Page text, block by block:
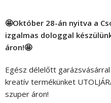
🤩Október 28-án nyitva a
izgalmas dologgal
áron!🤩
Egész délelőtt
kreatív termékünket
szuper áron!